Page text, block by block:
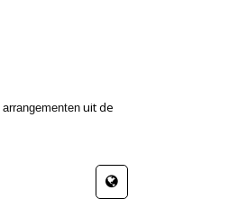
arrangementen uit de